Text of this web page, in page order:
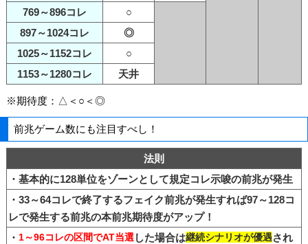
769～896コレ
○
897～1024コレ
◎
1025～1152コレ
○
1153～1280コレ
天井
※期待度：△＜○＜◎
前兆ゲーム数にも注目すべし！
法則
・基本的に128単位をゾーンとして規定コレ示唆の前兆が発生
・33～64コレで終了するフェイク前兆が発生すれば97～128コ
レで発生する前兆の本前兆期待度がアップ！
・ 1～96コレの区間でAT当選した場合は継続シナリオが優遇され